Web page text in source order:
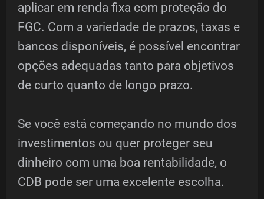
aplicar em renda fixa com proteção do
FGC. Com a variedade de prazos, taxas e
bancos disponíveis, é possível encontrar
opções adequadas tanto para objetivos
de curto quanto de longo prazo.
Se você está começando no mundo dos
investimentos ou quer proteger seu
dinheiro com uma boa rentabilidade, o
CDB pode ser uma excelente escolha.